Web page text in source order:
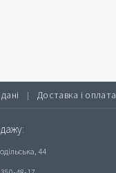
| Доставка і оплата
44